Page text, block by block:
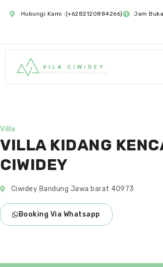
Hubungi Kami :(+6282120884266) Jam
Villa
VILLA KIDANG
CIWIDEY
Ciwidey Bandung Jawa barat 40973
Booking Via Whatsapp